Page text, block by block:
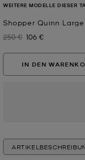
Shopper Quinn
Zuvor
250 € Jetzt
106 €
WEITERE MODELLE DIESER
IN DEN